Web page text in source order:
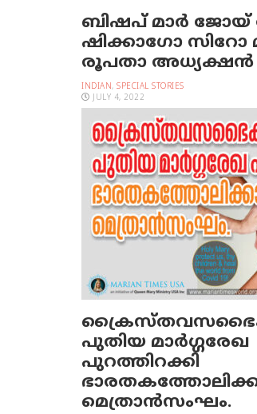
ബിഷപ് മാർ ജോയ്
ഷിക്കാഗോ സിറോ
രൂപതാ അധ്യക്ഷൻ
INDIAN, SPECIAL STORIES
JULY 4, 2022
പുതിയ മാർഗ്ഗരേഖ
പുറത്തിറക്കി
മെത്രാൻസംഘം.